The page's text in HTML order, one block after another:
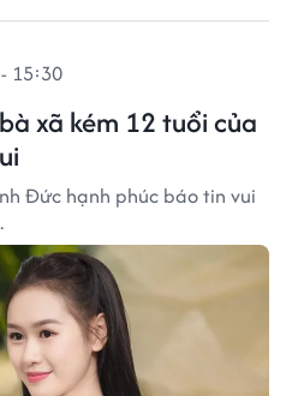
xã kém 12 tuổi của
15:30
Đức hạnh phúc báo tin vui